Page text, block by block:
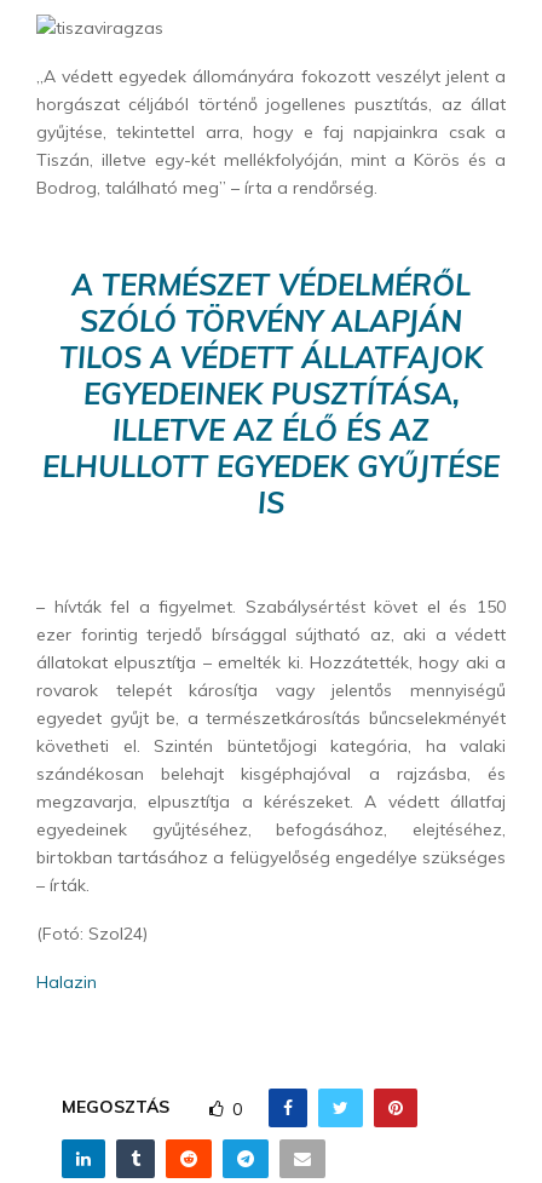
„A védett egyedek állományára fokozott veszélyt jelent a
horgászat céljából történő jogellenes pusztítás, az állat
gyűjtése, tekintettel arra, hogy e faj napjainkra csak a
Tiszán, illetve egy-két mellékfolyóján, mint a Körös és a
Bodrog, található meg” – írta a rendőrség.
A TERMÉSZET VÉDELMÉRŐL
SZÓLÓ TÖRVÉNY ALAPJÁN
TILOS A VÉDETT ÁLLATFAJOK
EGYEDEINEK PUSZTÍTÁSA,
ILLETVE AZ ÉLŐ ÉS AZ
ELHULLOTT EGYEDEK GYŰJTÉSE
IS
– hívták fel a figyelmet. Szabálysértést követ el és 150
ezer forintig terjedő bírsággal sújtható az, aki a védett
állatokat elpusztítja – emelték ki. Hozzátették, hogy aki a
rovarok telepét károsítja vagy jelentős mennyiségű
egyedet gyűjt be, a természetkárosítás bűncselekményét
követheti el. Szintén büntetőjogi kategória, ha valaki
szándékosan belehajt kisgéphajóval a rajzásba, és
megzavarja, elpusztítja a kérészeket. A védett állatfaj
egyedeinek gyűjtéséhez, befogásához, elejtéséhez,
birtokban tartásához a felügyelőség engedélye szükséges
– írták.
(Fotó: Szol24)
Halazin
MEGOSZTÁS 0